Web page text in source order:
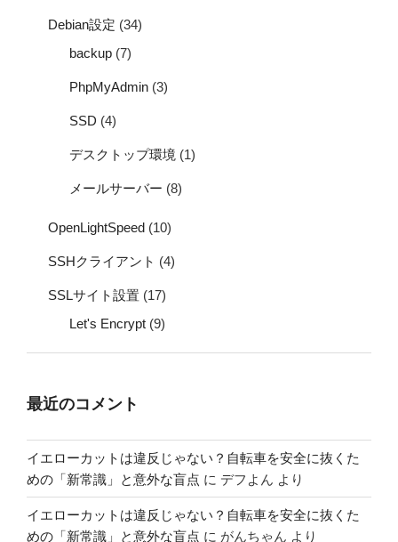
Debian設定 (34)
backup (7)
PhpMyAdmin (3)
SSD (4)
デスクトップ環境 (1)
メールサーバー (8)
OpenLightSpeed (10)
SSHクライアント (4)
SSLサイト設置 (17)
Let's Encrypt (9)
最近のコメント
イエローカットは違反じゃない？自転車を安全に抜くた
めの「新常識」と意外な盲点 に デフよん より
イエローカットは違反じゃない？自転車を安全に抜くた
めの「新常識」と意外な盲点 に がんちゃん より